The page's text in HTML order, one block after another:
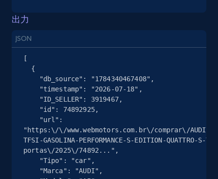
URL, User posted, Description, Hashtags, Num
comments, Date posted, Likes, Photos, and
more.
13.2K+ 1.6K+ 無料トライアル
Instagram - Posts - Collects posts from a
specific URLs by using profile URL
URL, User posted, Description, Hashtags, Num
comments, Date posted, Likes, Photos, and
出力
JSON
[
"https:\/\/www.webmotors.com.br\/comprar\/AUDI\/
TFSI-GASOLINA-PERFORMANCE-S-EDITION-QUATTRO-S-
portas\/2025\/74892...",